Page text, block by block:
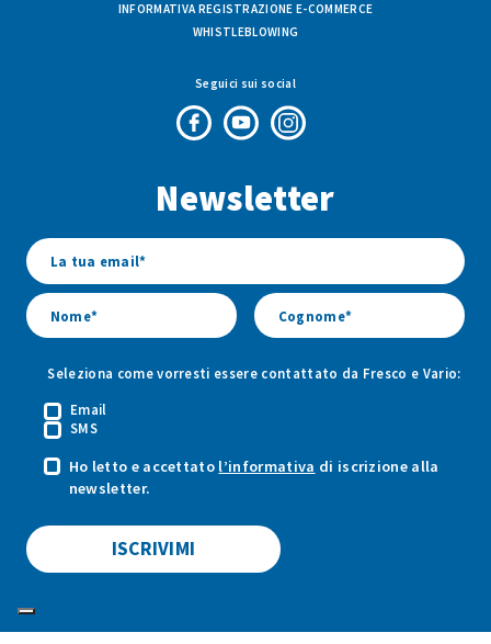
INFORMATIVA REGISTRAZIONE E-COMMERCE
WHISTLEBLOWING
Seguici sui social
di
di
di
Newsletter
Seleziona come vorresti essere contattato da Fresco e Vario:
Email
SMS
Ho letto e accettato l’informativa di iscrizione alla
newsletter.